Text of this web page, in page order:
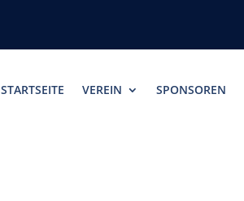
STARTSEITE VEREIN SPONSOREN